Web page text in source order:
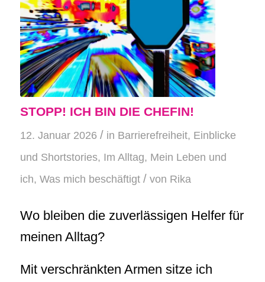
STOPP! ICH BIN DIE CHEFIN!
12. Januar 2026 / in Barrierefreiheit, Einblicke
und Shortstories, Im Alltag, Mein Leben und
ich, Was mich beschäftigt / von Rika
Wo bleiben die zuverlässigen Helfer für
meinen Alltag?
Mit verschränkten Armen sitze ich